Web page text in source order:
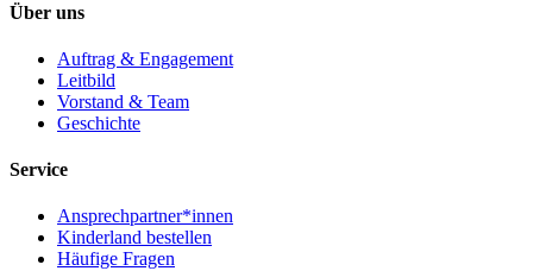
Über uns
Auftrag & Engagement
Leitbild
Vorstand & Team
Geschichte
Service
Ansprechpartner*innen
Kinderland bestellen
Häufige Fragen